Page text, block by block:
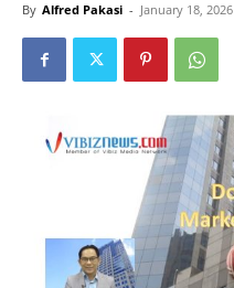
By Alfred Pakasi - January 18, 2026